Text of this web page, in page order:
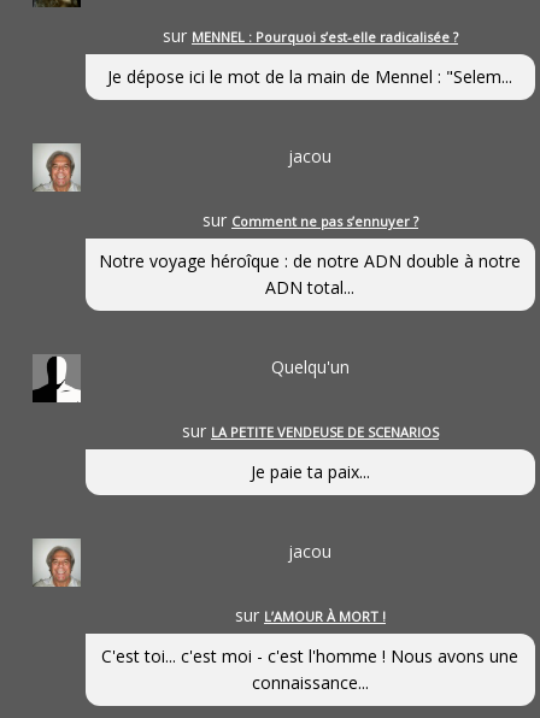
sur MENNEL : Pourquoi s’est-elle radicalisée ?
Je dépose ici le mot de la main de Mennel : "Selem...
jacou
sur Comment ne pas s’ennuyer ?
Notre voyage héroîque : de notre ADN double à notre
ADN total...
Quelqu'un
sur LA PETITE VENDEUSE DE SCENARIOS
Je paie ta paix...
jacou
sur L’AMOUR À MORT !
C'est toi... c'est moi - c'est l'homme ! Nous avons une
connaissance...